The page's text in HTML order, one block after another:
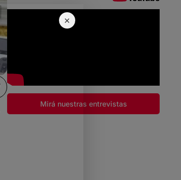
×
Mirá nuestras entrevistas